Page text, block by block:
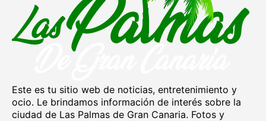
Este es tu sitio web de noticias, entretenimiento y
ocio. Le brindamos información de interés sobre la
ciudad de Las Palmas de Gran Canaria. Fotos y